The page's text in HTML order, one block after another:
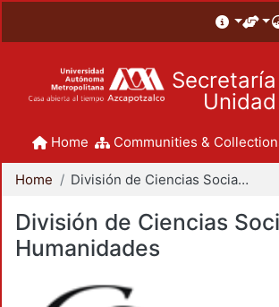
Unidad
Home Communities &
Home División de Ciencias Sociales y Humanidades
División de Ciencias
Humanidades